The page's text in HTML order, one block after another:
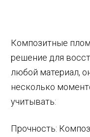
Композитные
решение для
любой материал,
несколько
учитывать:
Прочность: